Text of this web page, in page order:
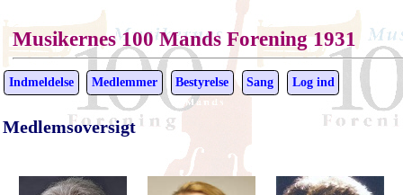
Musikernes 100 Mands Forening 1931
Indmeldelse Medlemmer Bestyrelse Sang Log ind
Medlemsoversigt